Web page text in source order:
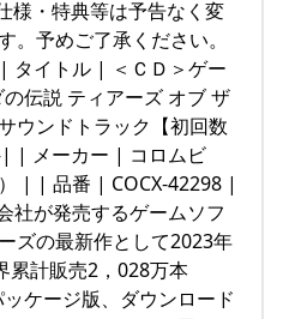
様・特典等は予告なく変
。予めご了承ください。
タイトル | ＜ＣＤ＞ゲー
伝説 ティアーズ オブ ザ
ウンドトラック【初回数
メーカー | コロムビ
| | 品番 | COCX-42298 |
社が発売するゲームソフ
ズの最新作として2023年
累計販売2，028万本
ッケージ版、ダウンロード